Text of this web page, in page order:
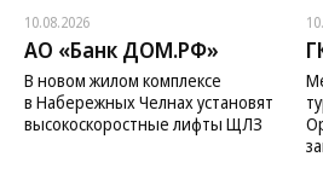
10.08.2026
АО «Банк ДОМ.РФ»
В новом жилом комплексе
в Набережных Челнах установят
высокоскоростные лифты ЩЛЗ